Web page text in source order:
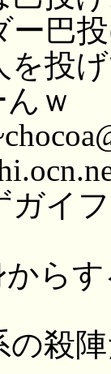
ー巴
を投
ｗ
ガイ
から
の殺